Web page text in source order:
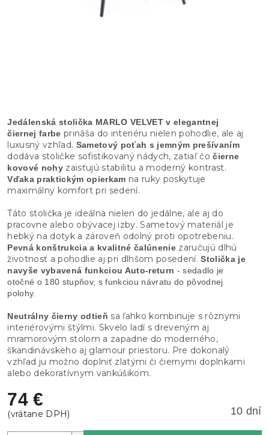
74 €
10 dní
Jedálenská stolička MARLO VELVET v elegantnej
čiernej farbe prináša do interiéru nielen pohodlie, ale aj
luxusný vzhľad. Sametový poťah s jemným prešívaním
dodáva stoličke sofistikovaný nádych, zatiaľ čočierne
kovové nohyzaisťujú stabilitu a moderný kontrast.
Vďaka praktickým opierkam na ruky poskytuje
maximálny komfort pri sedení.
Táto stolička je ideálna nielen do jedálne, ale aj do
pracovne alebo obývacej izby. Sametový materiál je
hebký na dotyk a zároveň odolný proti opotrebeniu.
Pevná konštrukcia a kvalitné čalúneniezaručujú dlhú
životnosť a pohodlie aj pri dlhšom posedení.Stolička je
navyše vybavená funkciou Auto-return - sedadlo je
otočné o 180 stupňov, s funkciou návratu do pôvodnej
polohy.
Neutrálny čierny odtieň sa ľahko kombinuje s rôznymi
interiérovými štýlmi. Skvelo ladí s dreveným aj
mramorovým stolom a zapadne do moderného,
škandinávskeho aj glamour priestoru. Pre dokonalý
vzhľad ju možno doplniť zlatými či čiernymi doplnkami
alebo dekoratívnym vankúšikom.